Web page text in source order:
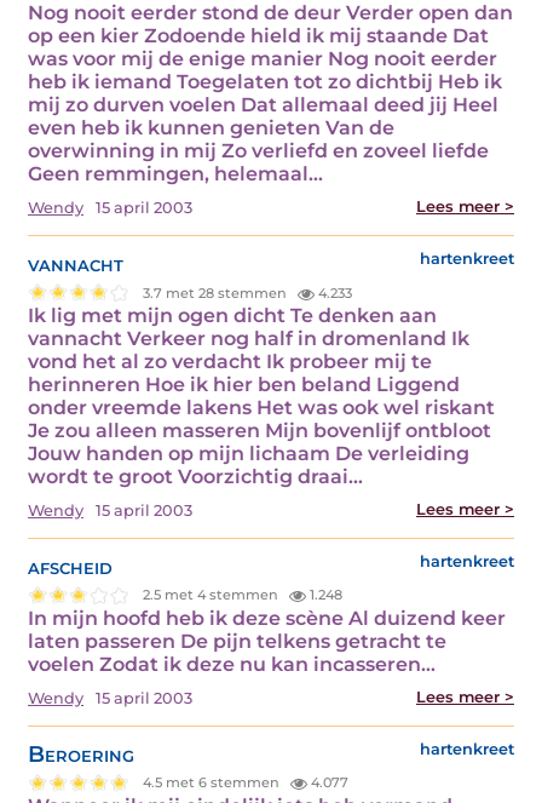
Nog nooit eerder stond de deur Verder open dan
op een kier Zodoende hield ik mij staande Dat
was voor mij de enige manier Nog nooit eerder
heb ik iemand Toegelaten tot zo dichtbij Heb ik
mij zo durven voelen Dat allemaal deed jij Heel
even heb ik kunnen genieten Van de
overwinning in mij Zo verliefd en zoveel liefde
Geen remmingen, helemaal…
Wendy 15 april 2003 Lees meer >
vannacht hartenkreet
3.7 met 28 stemmen 4.233
Ik lig met mijn ogen dicht Te denken aan
vannacht Verkeer nog half in dromenland Ik
vond het al zo verdacht Ik probeer mij te
herinneren Hoe ik hier ben beland Liggend
onder vreemde lakens Het was ook wel riskant
Je zou alleen masseren Mijn bovenlijf ontbloot
Jouw handen op mijn lichaam De verleiding
wordt te groot Voorzichtig draai…
Wendy 15 april 2003 Lees meer >
afscheid hartenkreet
2.5 met 4 stemmen 1.248
In mijn hoofd heb ik deze scène Al duizend keer
laten passeren De pijn telkens getracht te
voelen Zodat ik deze nu kan incasseren…
Wendy 15 april 2003 Lees meer >
Beroering hartenkreet
4.5 met 6 stemmen 4.077